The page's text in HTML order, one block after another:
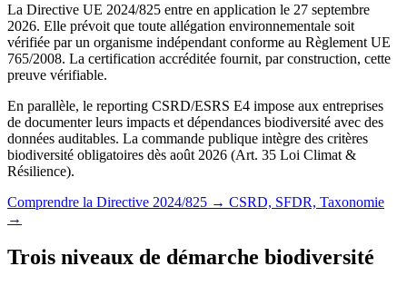
La Directive UE 2024/825 entre en application le 27 septembre
2026. Elle prévoit que toute allégation environnementale soit
vérifiée par un organisme indépendant conforme au Règlement UE
765/2008. La certification accréditée fournit, par construction, cette
preuve vérifiable.
En parallèle, le reporting CSRD/ESRS E4 impose aux entreprises
de documenter leurs impacts et dépendances biodiversité avec des
données auditables. La commande publique intègre des critères
biodiversité obligatoires dès août 2026 (Art. 35 Loi Climat &
Résilience).
Comprendre la Directive 2024/825 → CSRD, SFDR, Taxonomie
→
Trois niveaux de démarche biodiversité